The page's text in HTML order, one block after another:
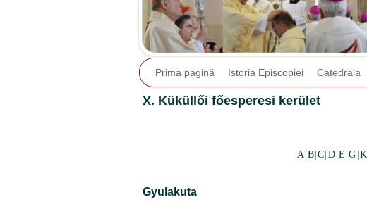
Prima pagină Istoria Episcopiei Catedrala
X. Küküllői főesperesi kerület
A B |C D |E |G K
Gyulakuta